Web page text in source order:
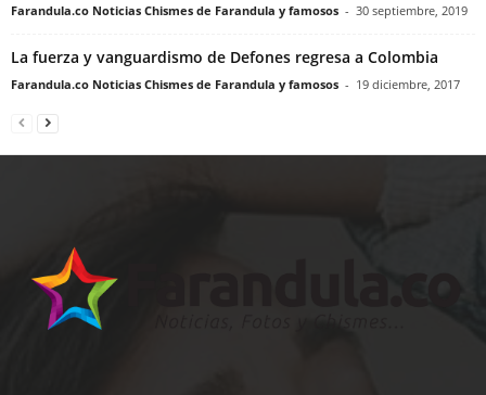
Farandula.co Noticias Chismes de Farandula y famosos - 30 septiembre, 2019
La fuerza y vanguardismo de Defones regresa a Colombia
Farandula.co Noticias Chismes de Farandula y famosos - 19 diciembre, 2017